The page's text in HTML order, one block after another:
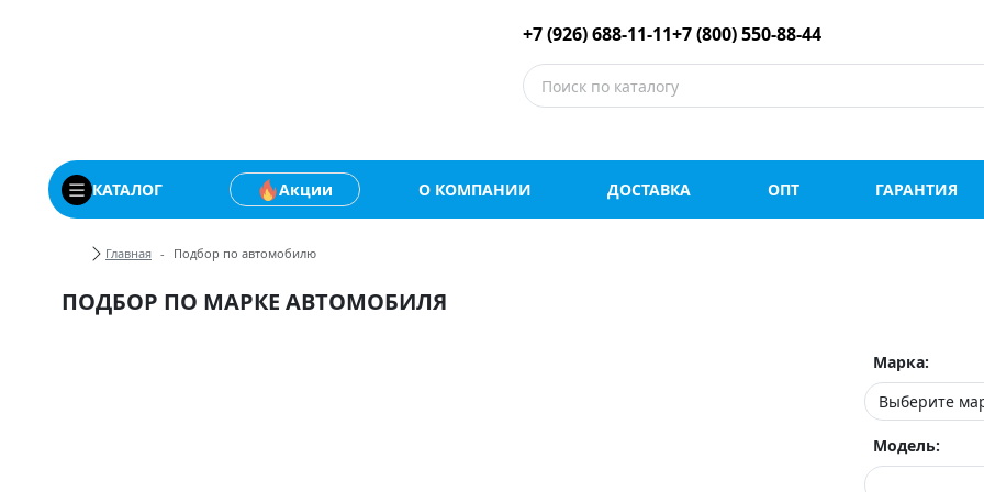
Купить автомобильные шины оптом и в
+7 (926) 688-11-11+7 (800) 550-88-44
КАТАЛОГ Акции О КОМПАНИИ ДОСТАВКА ОПТ ГАРАНТИЯ
Хлебные крошки
Главная Подбор по автомобилю
ПОДБОР ПО МАРКЕ АВТОМОБИЛЯ
Марка:
Модель: